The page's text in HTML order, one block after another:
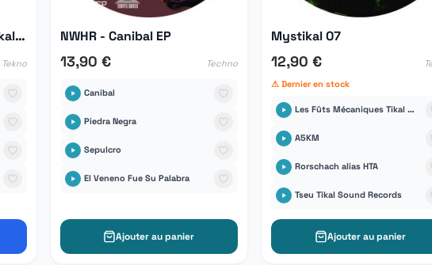
Les Fûts Mécaniques - Tikal Hors Série 03
Tekno
NWHR - Canibal EP
13,90 € Techno
Canibal
Piedra Negra
Sepulcro
El Veneno Fue Su Palabra
Ajouter au panier
Mystikal 07
12,90 €
⚠ Dernier en stock
Les Fûts Mécaniques Tikal Sound Records
A5KM
Rorschach alias HTA
Tseu Tikal Sound Records
Ajouter au panier